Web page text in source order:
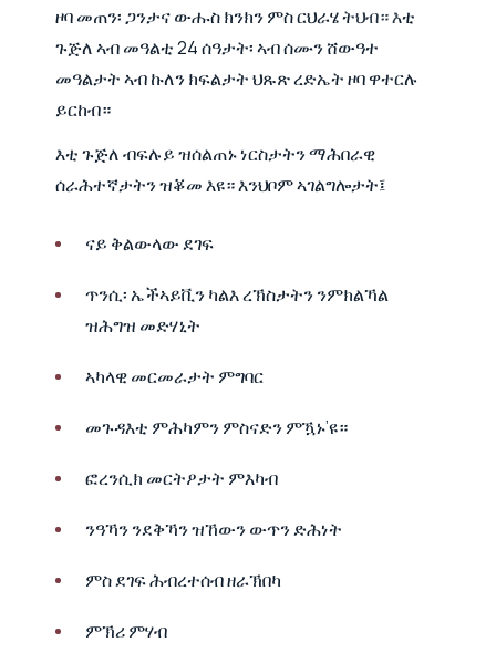
ዞባ መጠን፡ ጋንታና ውሑስ ክንክን ምስ ርህራሄ ትህብ። እቲ
ጉጅለ ኣብ መዓልቲ 24 ሰዓታት፡ ኣብ ሰሙን ሸውዓተ
መዓልታት ኣብ ኩለን ክፍልታት ህጹጽ ረድኤት ዞባ ዋተርሉ
ይርከብ።
እቲ ጉጅለ ብፍሉይ ዝሰልጠኑ ነርስታትን ማሕበራዊ
ሰራሕተኛታትን ዝቖመ እዩ። እንህቦም ኣገልግሎታት፤
ናይ ቅልውላው ደገፍ
ጥንሲ፡ ኤችኣይቪን ካልእ ረኽስታትን ንምክልኻል
ዝሕግዝ መድሃኒት
ኣካላዊ መርመራታት ምግባር
መጉዳእቲ ምሕካምን ምስናድን ምዃኑ’ዩ።
ፎረንሲክ መርትዖታት ምእካብ
ንዓኻን ንደቅኻን ዝኸውን ውጥን ድሕነት
ምስ ደገፍ ሕብረተሰብ ዘራኽበካ
ምኽሪ ምሃብ